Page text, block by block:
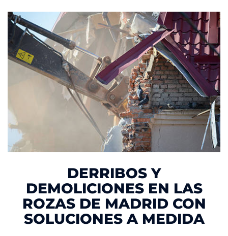
DERRIBOS Y
DEMOLICIONES EN LAS
ROZAS DE MADRID CON
SOLUCIONES A MEDIDA